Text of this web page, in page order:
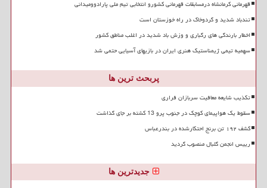
قهرمانی کرمانشاه درمسابقات قهرمانی کشورو انتخابی تیم ملی پارادوومیدانی
تندباد شدید و گردوخاک در راه خوزستان است
اخطار بارندگی های رگباری و وزش باد شدید در اغلب مناطق کشور
سهمیه تیمی ژیمناستیک هنری ایران در بازیهای آسیایی حتمی شد
پربحث ترین ها
تکذیب شایعه معافیت سربازان فراری
سقوط یک هواپیمای کوچک در جنوب پرو 13 کشته بر جای گذاشت
کشف ۱۹۲ تن برنج احتکارشده در بندرعباس
رییس انجمن گلبال منصوب گردید
جدیدترین ها